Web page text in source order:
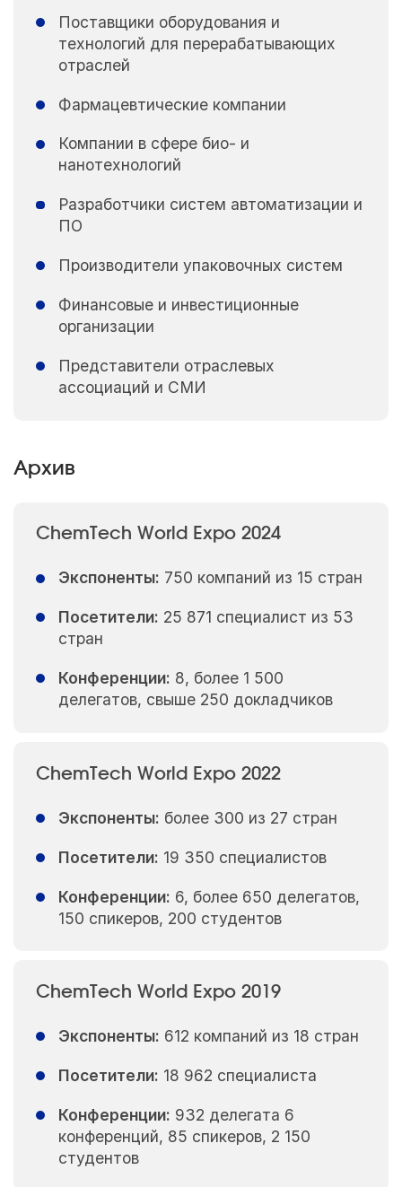
Поставщики оборудования и
технологий для перерабатывающих
отраслей
Фармацевтические компании
Компании в сфере био- и
нанотехнологий
Разработчики систем автоматизации и
ПО
Производители упаковочных систем
Финансовые и инвестиционные
организации
Представители отраслевых
ассоциаций и СМИ
Архив
ChemTech World Expo 2024
Экспоненты: 750 компаний из 15 стран
Посетители: 25 871 специалист из 53
стран
Конференции: 8, более 1 500
делегатов, свыше 250 докладчиков
ChemTech World Expo 2022
Экспоненты: более 300 из 27 стран
Посетители: 19 350 специалистов
Конференции: 6, более 650 делегатов,
150 спикеров, 200 студентов
ChemTech World Expo 2019
Экспоненты: 612 компаний из 18 стран
Посетители: 18 962 специалиста
Конференции: 932 делегата 6
конференций, 85 спикеров, 2 150
студентов